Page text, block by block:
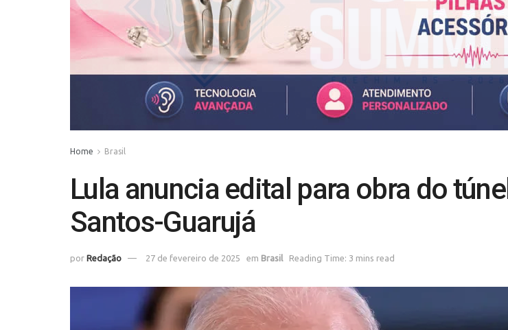
Home Brasil
Lula anuncia edital para obra do túnel
Santos-Guarujá
por Redação 27 de fevereiro de 2025 em Brasil Reading Time: 3 mins read